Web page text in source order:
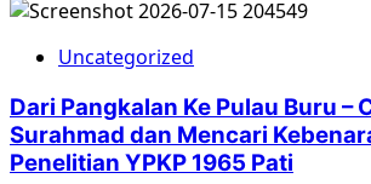
Uncategorized
Dari Pangkalan Ke Pulau Buru –
Surahmad dan Mencari
Penelitian YPKP 1965 Pati